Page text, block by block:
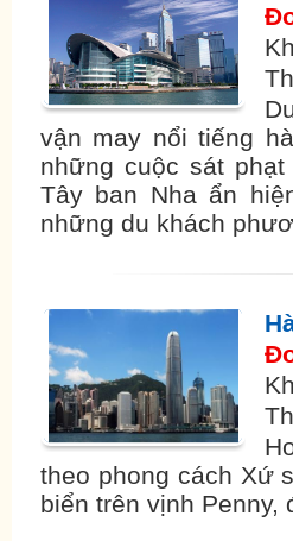
vận may nổi tiếng
những cuộc sát
Tây ban Nha ẩn
những du khách
theo phong cách Xứ
biển trên vịnh Penny,